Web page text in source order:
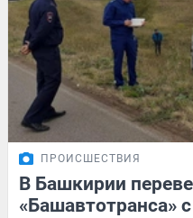
ПРОИСШЕСТВИЯ
В Башкирии
«Башавтотранса»